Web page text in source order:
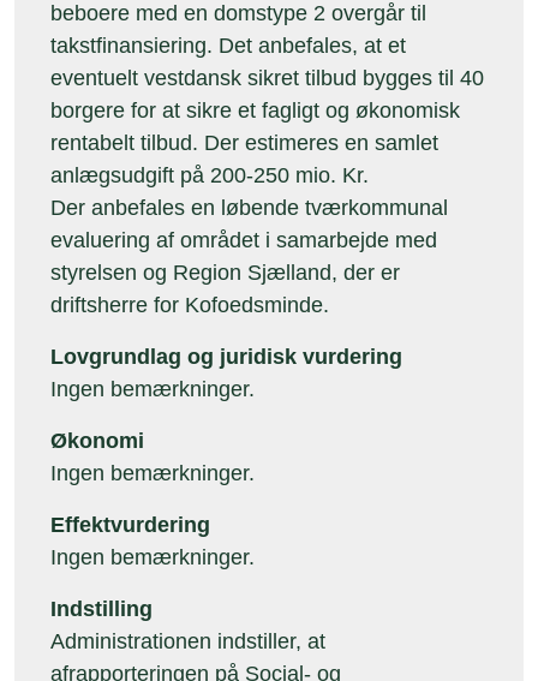
beboere med en domstype 2 overgår til
takstfinansiering. Det anbefales, at et
eventuelt vestdansk sikret tilbud bygges til 40
borgere for at sikre et fagligt og økonomisk
rentabelt tilbud. Der estimeres en samlet
anlægsudgift på 200-250 mio. Kr.
Der anbefales en løbende tværkommunal
evaluering af området i samarbejde med
styrelsen og Region Sjælland, der er
driftsherre for Kofoedsminde.
Lovgrundlag og juridisk vurdering
Ingen bemærkninger.
Økonomi
Ingen bemærkninger.
Effektvurdering
Ingen bemærkninger.
Indstilling
Administrationen indstiller, at
afrapporteringen på Social- og